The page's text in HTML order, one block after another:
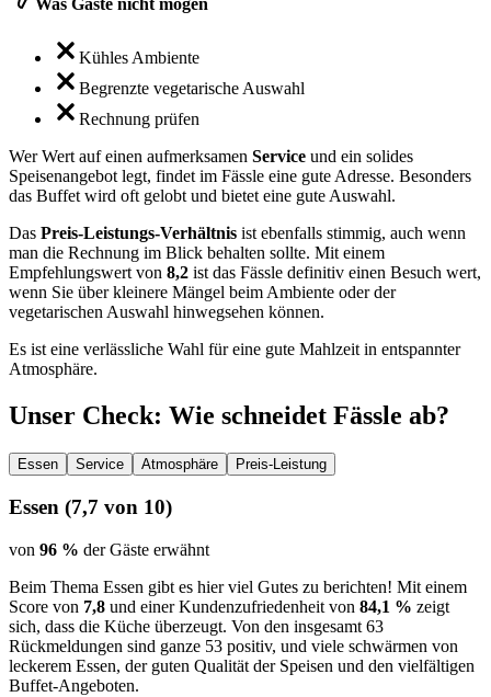
Kühles Ambiente
Begrenzte vegetarische Auswahl
Rechnung prüfen
Wer Wert auf einen aufmerksamen Service und ein solides
Speisenangebot legt, findet im Fässle eine gute Adresse. Besonders
das Buffet wird oft gelobt und bietet eine gute Auswahl.
Das Preis-Leistungs-Verhältnis ist ebenfalls stimmig, auch wenn
man die Rechnung im Blick behalten sollte. Mit einem
Empfehlungswert von 8,2 ist das Fässle definitiv einen Besuch wert,
wenn Sie über kleinere Mängel beim Ambiente oder der
vegetarischen Auswahl hinwegsehen können.
Es ist eine verlässliche Wahl für eine gute Mahlzeit in entspannter
Atmosphäre.
Unser Check: Wie schneidet Fässle ab?
Essen Service Atmosphäre Preis-Leistung
Essen (7,7 von 10)
von 96 % der Gäste erwähnt
Beim Thema Essen gibt es hier viel Gutes zu berichten! Mit einem
Score von 7,8 und einer Kundenzufriedenheit von 84,1 % zeigt
sich, dass die Küche überzeugt. Von den insgesamt 63
Rückmeldungen sind ganze 53 positiv, und viele schwärmen von
leckerem Essen, der guten Qualität der Speisen und den vielfältigen
Buffet-Angeboten.